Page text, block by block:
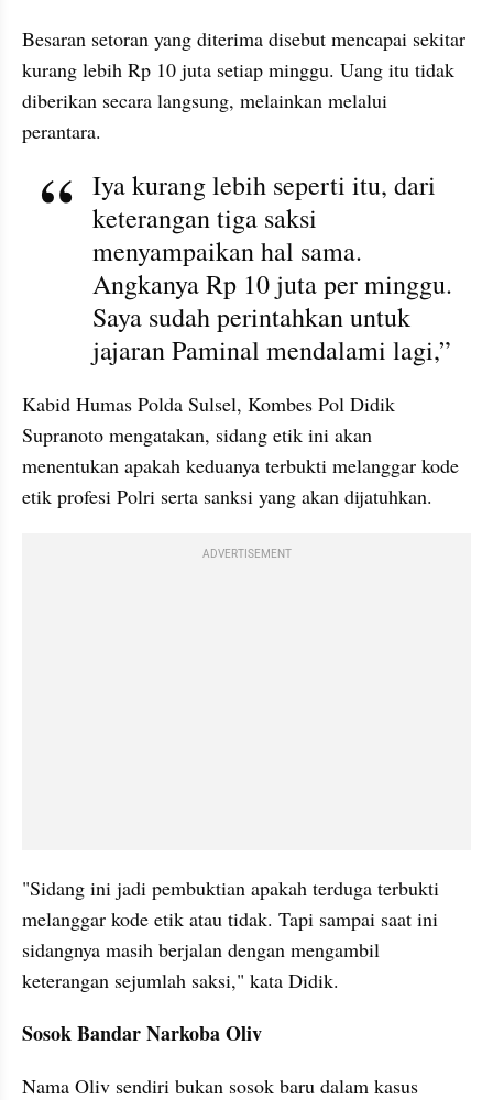
Besaran setoran yang diterima disebut mencapai sekitar
kurang lebih Rp 10 juta setiap minggu. Uang itu tidak
diberikan secara langsung, melainkan melalui
perantara.
Iya kurang lebih seperti itu, dari
keterangan tiga saksi
menyampaikan hal sama.
Angkanya Rp 10 juta per minggu.
Saya sudah perintahkan untuk
jajaran Paminal mendalami lagi,”
Kabid Humas Polda Sulsel, Kombes Pol Didik
Supranoto mengatakan, sidang etik ini akan
menentukan apakah keduanya terbukti melanggar kode
etik profesi Polri serta sanksi yang akan dijatuhkan.
ADVERTISEMENT
"Sidang ini jadi pembuktian apakah terduga terbukti
melanggar kode etik atau tidak. Tapi sampai saat ini
sidangnya masih berjalan dengan mengambil
keterangan sejumlah saksi," kata Didik.
Sosok Bandar Narkoba Oliv
Nama Oliv sendiri bukan sosok baru dalam kasus